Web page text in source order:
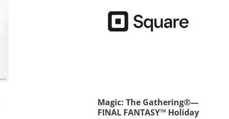
Magic: The Gathering®—
FINAL FANTASY™ Holiday